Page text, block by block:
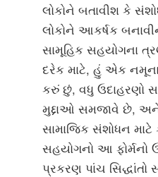
લોકોને બતાવીશ કે
લોકોને આકર્ષક
સામૂહિક સહયોગના
દરેક માટે, હું એક
કરું છું, વધુ ઉદાહરણો
મુદ્દાઓ સમજાવે છે,
સામાજિક સંશોધન માટે
સહયોગનો આ
પ્રકરણ પાંચ